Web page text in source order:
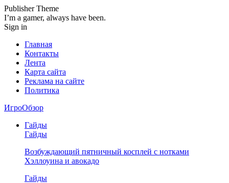
Publisher Theme
I’m a gamer, always have been.
Sign in
Главная
Контакты
Лента
Карта сайта
Реклама на сайте
Политика
ИгроОбзор
Гайды
Гайды
Возбуждающий пятничный косплей с нотками
Хэллоуина и авокадо
Гайды